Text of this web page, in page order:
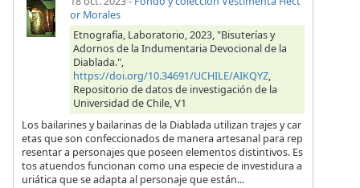
or Morales
Etnografía, Laboratorio, 2023, "Bisuterías y
Adornos de la Indumentaria Devocional de la
Diablada.",
https://doi.org/10.34691/UCHILE/AIKQYZ,
Repositorio de datos de investigación de la
Universidad de Chile, V1
Los bailarines y bailarinas de la Diablada utilizan trajes y car
etas que son confeccionados de manera artesanal para rep
resentar a personajes que poseen elementos distintivos. Es
tos atuendos funcionan como una especie de investidura a
uriática que se adapta al personaje que están...